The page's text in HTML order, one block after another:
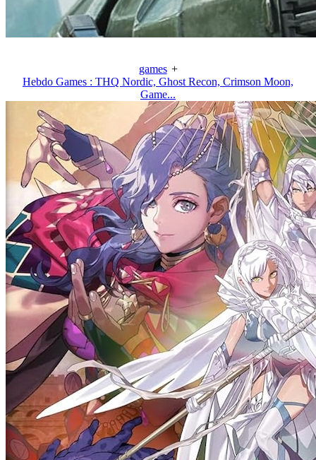
games +
Hebdo Games : THQ Nordic, Ghost Recon, Crimson Moon,
Game...